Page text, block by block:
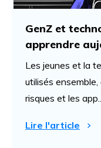
GenZ et
apprendre
Les jeunes et la
utilisés
risques et les
Lire l'article